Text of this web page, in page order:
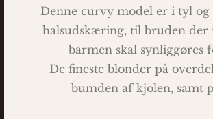
Denne curvy model er i tyl og
halsudskæring, til bruden der
barmen skal synliggøres
De fineste blonder på
bumden af kjolen, samt